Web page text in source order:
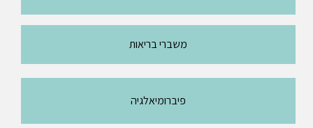
משברי בריאות
פיברומיאלגיה